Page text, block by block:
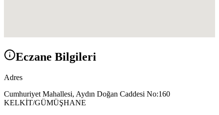
Eczane Bilgileri
Adres
Cumhuriyet Mahallesi, Aydın Doğan Caddesi No:160
KELKİT/GÜMÜŞHANE